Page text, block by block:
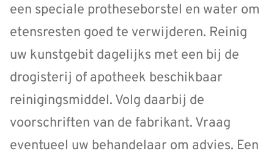
een speciale protheseborstel en water om
etensresten goed te verwijderen. Reinig
uw kunstgebit dagelijks met een bij de
drogisterij of apotheek beschikbaar
reinigingsmiddel. Volg daarbij de
voorschriften van de fabrikant. Vraag
eventueel uw behandelaar om advies. Een